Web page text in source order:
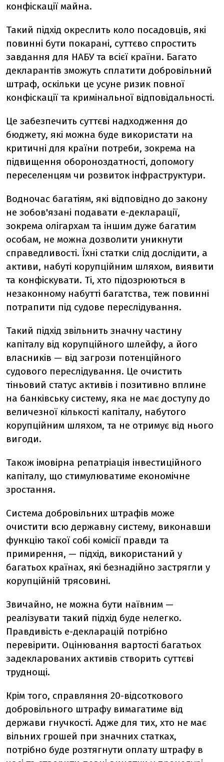
конфіскації майна.
Такий підхід окреслить коло посадовців, які
повинні бути покарані, суттєво спростить
завдання для НАБУ та всієї країни. Багато
декларантів зможуть сплатити добровільний
штраф, оскільки це усуне ризик повної
конфіскації та кримінальної відповідальності.
Це забезпечить суттєві надходження до
бюджету, які можна буде використати на
критичні для країни потреби, зокрема на
підвищення обороноздатності, допомогу
переселенцям чи розвиток інфраструктури.
Водночас багатіям, які відповідно до закону
не зобов'язані подавати е-декларації,
зокрема олігархам та іншим дуже багатим
особам, не можна дозволити уникнути
справедливості. Їхні статки слід дослідити, а
активи, набуті корупційним шляхом, виявити
та конфіскувати. Ті, хто підозрюються в
незаконному набутті багатства, теж повинні
потрапити під судове переслідування.
Такий підхід звільнить значну частину
капіталу від корупційного шлейфу, а його
власників — від загрози потенційного
судового переслідування. Це очистить
тіньовий статус активів і позитивно вплине
на банківську систему, яка не має доступу до
величезної кількості капіталу, набутого
корупційним шляхом, та не отримує від нього
вигоди.
Також імовірна репатріація інвестиційного
капіталу, що стимулюватиме економічне
зростання.
Система добровільних штрафів може
очистити всю державну систему, виконавши
функцію такої собі комісії правди та
примирення, — підхід, використаний у
багатьох країнах, які безнадійно застрягли у
корупційній трясовині.
Звичайно, не можна бути наївним —
реалізувати такий підхід буде нелегко.
Правдивість е-декларацій потрібно
перевірити. Оцінювання вартості багатьох
задекларованих активів створить суттєві
труднощі.
Крім того, справляння 20-відсоткового
добровільного штрафу вимагатиме від
держави гнучкості. Адже для тих, хто не має
вільних грошей при значних статках,
потрібно буде розтягнути оплату штрафу в